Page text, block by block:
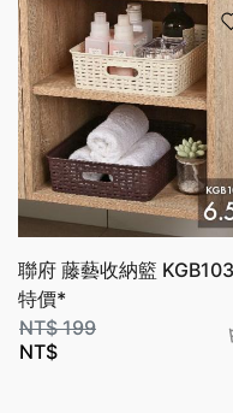
聯府 藤藝收納籃
特價*
NT$199
NT$